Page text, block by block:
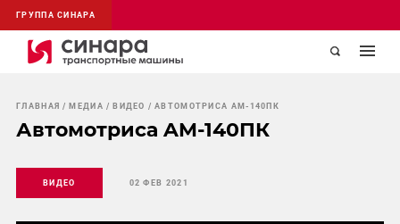
ГРУППА СИНАРА
ГЛАВНАЯ МЕДИА ВИДЕО АВТОМОТРИСА AM-140ПК
Автомотриса AM-140ПК
ВИДЕО 02 ФЕВ 2021